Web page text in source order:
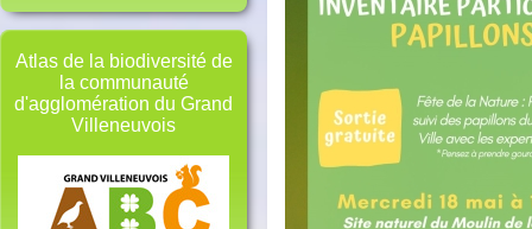
Atlas de la biodiversité de
la communauté
d'agglomération du Grand
Villeneuvois